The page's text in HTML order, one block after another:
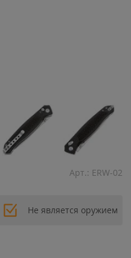
Арт.: ERW-02
Не является оружием